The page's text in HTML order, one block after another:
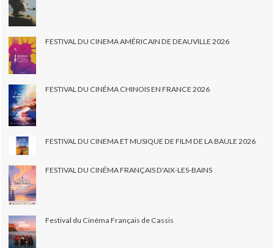
FESTIVAL DU CINEMA AMÉRICAIN DE DEAUVILLE 2026
FESTIVAL DU CINÉMA CHINOIS EN FRANCE 2026
FESTIVAL DU CINEMA ET MUSIQUE DE FILM DE LA BAULE 2026
FESTIVAL DU CINÉMA FRANÇAIS D'AIX-LES-BAINS
Festival du Cinéma Français de Cassis